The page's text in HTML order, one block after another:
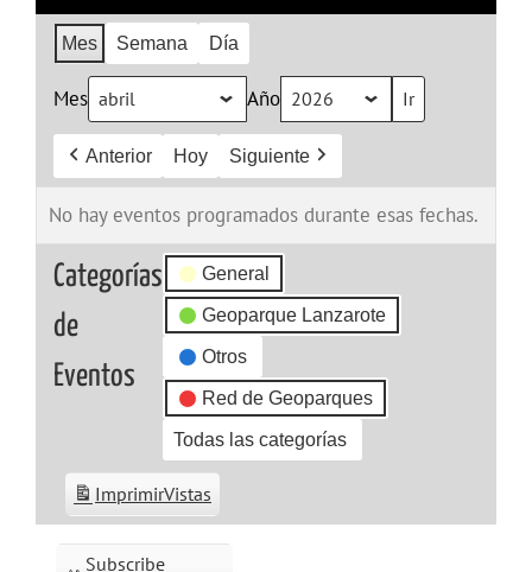
Mes Semana Día
Mes Año
Anterior Hoy Siguiente
No hay eventos programados durante esas fechas.
Categorías
de
Eventos
General
Geoparque Lanzarote
Otros
Red de Geoparques
Todas las categorías
Subscribe
ImprimirVistas